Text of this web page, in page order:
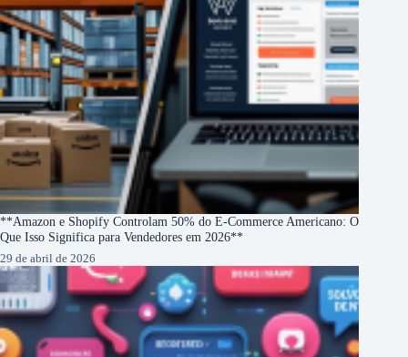
**Amazon e Shopify Controlam 50% do E-Commerce Americano: O
Que Isso Significa para Vendedores em 2026**
29 de abril de 2026